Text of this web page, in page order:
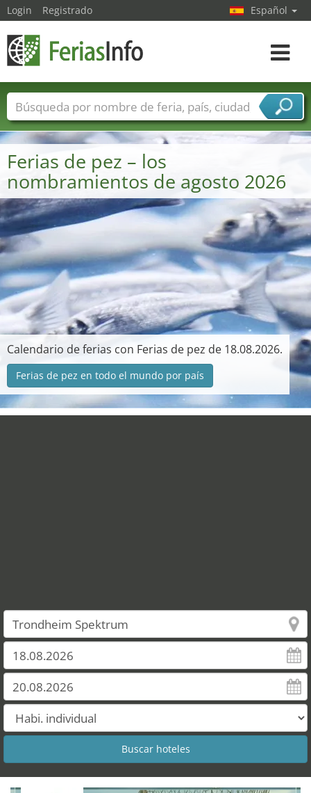
Ferias de pez – los
nombramientos de agosto 2026
Calendario de ferias con Ferias de pez de 18.08.2026.
Ferias de pez en todo el mundo por país
Login Registrado Español
toggle
Nombres de ferias Países
Ciudades
Sectores de ferias
Sectores de proveedor de servicios